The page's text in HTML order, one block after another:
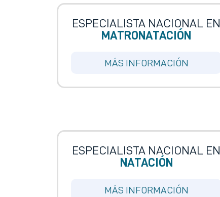
ESPECIALISTA NACIONAL EN
MATRONATACIÓN
MÁS INFORMACIÓN
ESPECIALISTA NACIONAL EN
NATACIÓN
MÁS INFORMACIÓN